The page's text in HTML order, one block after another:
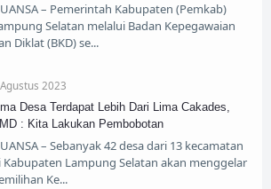
– Pemerintah Kabupaten (Pemkab)
Selatan melalui Badan Kepegawaian
Diklat (BKD) se
2023
Desa Terdapat Lebih Dari Lima Cakades,
: Kita Lakukan Pembobotan
– Sebanyak 42 desa dari 13 kecamatan
Kabupaten Lampung Selatan akan menggelar
Ke